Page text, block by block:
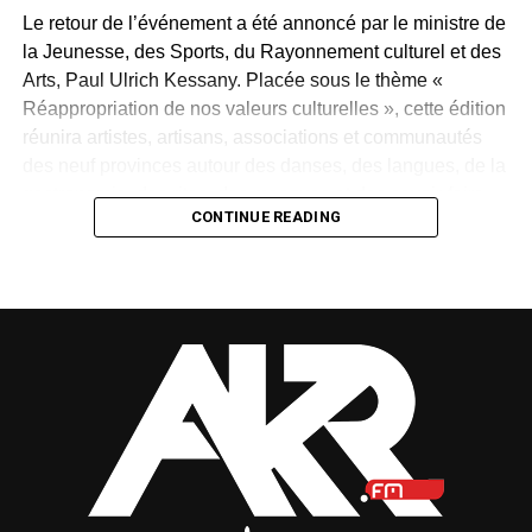
Le retour de l’événement a été annoncé par le ministre de
la Jeunesse, des Sports, du Rayonnement culturel et des
Arts, Paul Ulrich Kessany. Placée sous le thème «
Réappropriation de nos valeurs culturelles », cette édition
réunira artistes, artisans, associations et communautés
gastronomie, des rites, des masques et des savoir-faire
n’avait plus été organisée depuis 2018. Son retour
apparaît donc comme une « réparation d’une mémoire »,
selon le ministre.
Mais cette renaissance sera-t-elle durable ? La Fête des
cultures redeviendra-t-elle un rendez-vous régulier ou
restera-t-elle une parenthèse exceptionnelle dans
CONTINUE READING